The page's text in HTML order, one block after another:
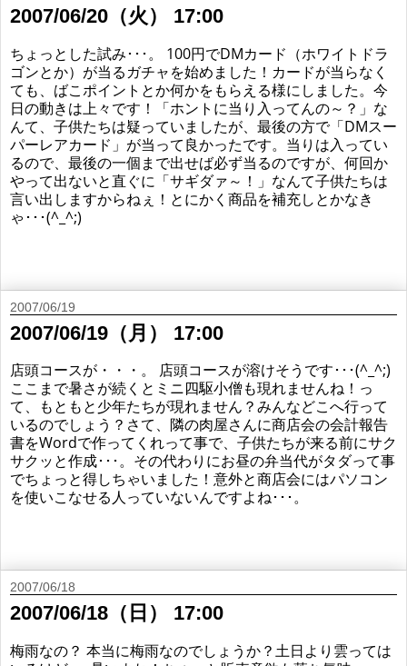
2007/06/20（火） 17:00
ちょっとした試み･･･。 100円でDMカード（ホワイトドラ
ゴンとか）が当るガチャを始めました！カードが当らなく
ても、ばこポイントとか何かをもらえる様にしました。今
日の動きは上々です！「ホントに当り入ってんの～？」な
んて、子供たちは疑っていましたが、最後の方で「DMスー
パーレアカード」が当って良かったです。当りは入ってい
るので、最後の一個まで出せば必ず当るのですが、何回か
やって出ないと直ぐに「サギダァ～！」なんて子供たちは
言い出しますからねぇ！とにかく商品を補充しとかなき
ゃ･･･(^_^;)
2007/06/19
2007/06/19（月） 17:00
店頭コースが・・・。 店頭コースが溶けそうです･･･(^_^;)
ここまで暑さが続くとミニ四駆小僧も現れませんね！っ
て、もともと少年たちが現れません？みんなどこへ行って
いるのでしょう？さて、隣の肉屋さんに商店会の会計報告
書をWordで作ってくれって事で、子供たちが来る前にサク
サクッと作成･･･。その代わりにお昼の弁当代がタダって事
でちょっと得しちゃいました！意外と商店会にはパソコン
を使いこなせる人っていないんですよね･･･。
2007/06/18
2007/06/18（日） 17:00
梅雨なの？ 本当に梅雨なのでしょうか？土日より雲っては